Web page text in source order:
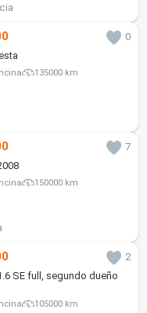
0
135000 km
7
150000 km
2
SE full, segundo dueño
105000 km